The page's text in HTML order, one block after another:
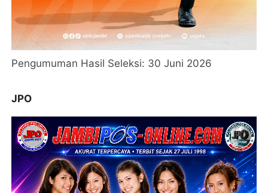
Pengumuman Hasil Seleksi: 30 Juni 2026
JPO